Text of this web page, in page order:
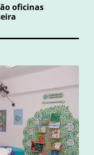
oficinas